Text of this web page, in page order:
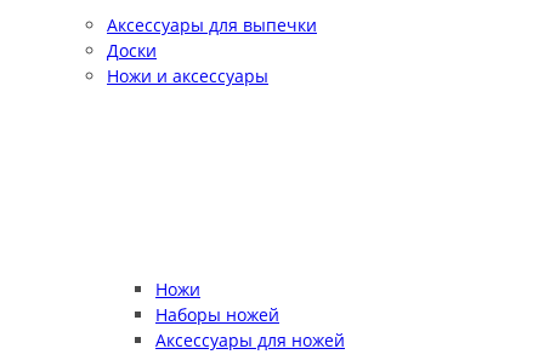
Аксессуары для выпечки
Доски
Ножи и аксессуары
Ножи
Наборы ножей
Аксессуары для ножей